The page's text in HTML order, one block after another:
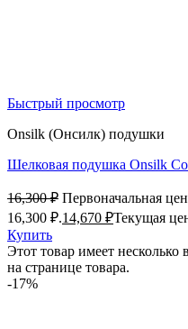
Быстрый просмотр
Onsilk (Онсилк) подушки
Шелковая подушка Onsilk
16,300₽ Первоначальная
16,300 ₽.14,670 ₽Текущая
Купить
Этот товар имеет
на странице товара.
-17%